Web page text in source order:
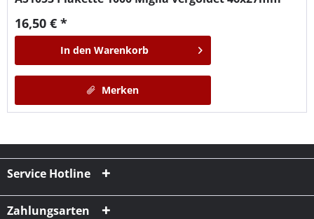
16,50 € *
In den Warenkorb
Merken
Service Hotline
Zahlungsarten